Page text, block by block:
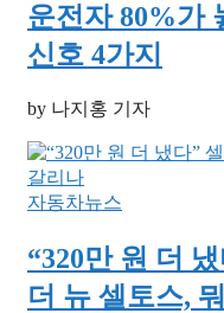
운전자 80%가
신호 4가지
by 나지홍 기자
자동차뉴스
“320만 원 더
더 뉴 셀토스,